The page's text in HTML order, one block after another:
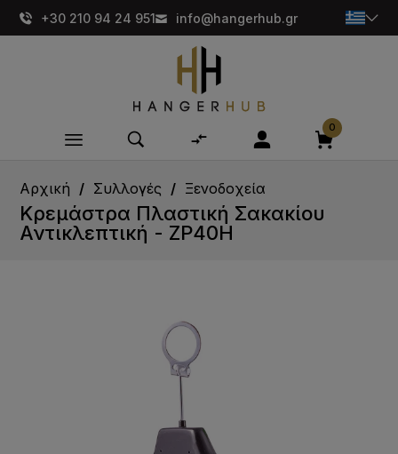
+30 210 94 24 951 info@hangerhub.gr
0
Αρχική Συλλογές Ξενοδοχεία
Κρεμάστρα Πλαστική Σακακίου
Αντικλεπτική - ZP40Η